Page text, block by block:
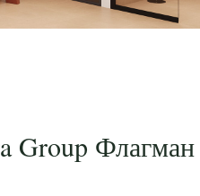
Group Флагман